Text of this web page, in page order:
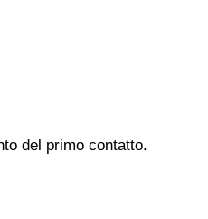
del primo contatto.